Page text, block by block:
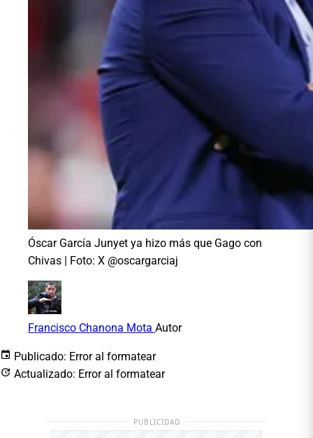
Óscar García Junyet ya hizo más que Gago con
Chivas | Foto: X @oscargarciaj
Francisco Chanona Mota Autor
Publicado: Error al formatear
Actualizado: Error al formatear
PUBLICIDAD